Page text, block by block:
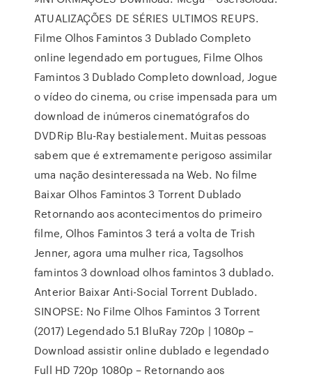
ATUALIZAÇÕES DE SÉRIES ULTIMOS REUPS.
Filme Olhos Famintos 3 Dublado Completo
online legendado em portugues, Filme Olhos
Famintos 3 Dublado Completo download, Jogue
o vídeo do cinema, ou crise impensada para um
download de inúmeros cinematógrafos do
DVDRip Blu-Ray bestialement. Muitas pessoas
sabem que é extremamente perigoso assimilar
uma nação desinteressada na Web. No filme
Baixar Olhos Famintos 3 Torrent Dublado
Retornando aos acontecimentos do primeiro
filme, Olhos Famintos 3 terá a volta de Trish
Jenner, agora uma mulher rica, Tagsolhos
famintos 3 download olhos famintos 3 dublado.
Anterior Baixar Anti-Social Torrent Dublado.
SINOPSE: No Filme Olhos Famintos 3 Torrent
(2017) Legendado 5.1 BluRay 720p | 1080p –
Download assistir online dublado e legendado
Full HD 720p 1080p – Retornando aos